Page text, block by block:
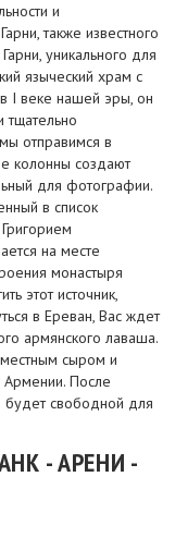
и
также известного
уникального для
языческий храм с
I веке нашей эры, он
отправимся в
колонны создают
для фотографии.
в список
на месте
монастыря
этот источник,
в Ереван, Вас ждет
армянского лаваша.
сыром и
Армении. После
будет свободной для
- АРЕНИ -